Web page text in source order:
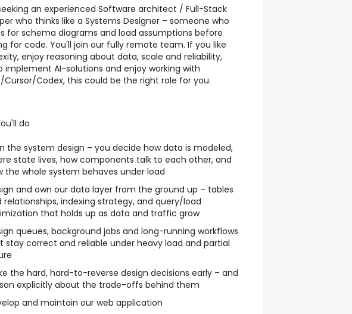
an experienced Software architect / Full-Stack
who thinks like a Systems Designer – someone who
for schema diagrams and load assumptions before
for code. You'll join our fully remote team. If you like
enjoy reasoning about data, scale and reliability,
implement AI-solutions and enjoy working with
Cursor/Codex, this could be the right role for you.
do
the system design – you decide how data is modeled,
state lives, how components talk to each other, and
the whole system behaves under load
and own our data layer from the ground up – tables
relationships, indexing strategy, and query/load
that holds up as data and traffic grow
queues, background jobs and long-running workflows
stay correct and reliable under heavy load and partial
the hard, hard-to-reverse design decisions early – and
explicitly about the trade-offs behind them
and maintain our web application